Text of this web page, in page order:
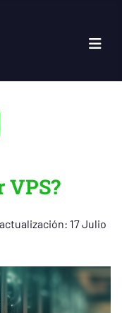
VPS?
17 Julio